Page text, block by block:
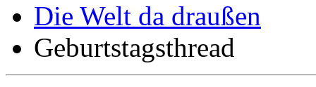
Die Welt da draußen
Geburtstagsthread